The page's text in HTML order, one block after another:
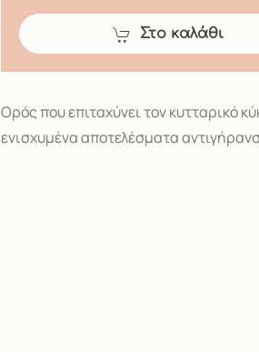
Στο καλάθι
Ορός που επιταχύνει τον κυτταρικό
ενισχυμένα αποτελέσματα